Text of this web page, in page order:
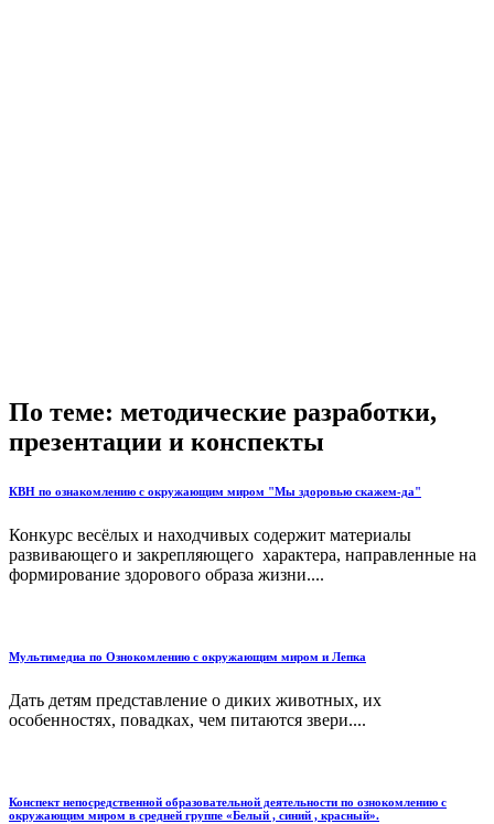
По теме: методические разработки,
презентации и конспекты
КВН по ознакомлению с окружающим миром "Мы здоровью скажем-да"
Конкурс весёлых и находчивых содержит материалы
развивающего и закрепляющего характера, направленные на
формирование здорового образа жизни....
Мультимедиа по Ознокомлению с окружающим миром и Лепка
Дать детям представление о диких животных, их
особенностях, повадках, чем питаются звери....
Конспект непосредственной образовательной деятельности по ознокомлению с
окружающим миром в средней группе «Белый , синий , красный».